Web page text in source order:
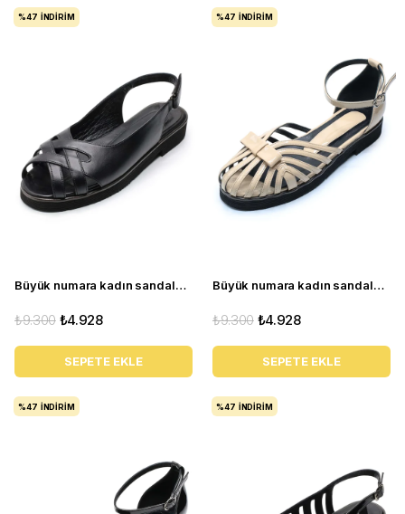
Büyük numara kadın sandalet babet ayakkabı AS110 siyah
₺4.928
₺9.300
SEPETE EKLE
%47 İNDIRIM
Büyük numara kadın sandalet babet ayakkabı AS140 Pudra
₺4.928
₺9.300
SEPETE EKLE
%47 İNDIRIM
%47 İNDIRIM %47 İNDIRIM